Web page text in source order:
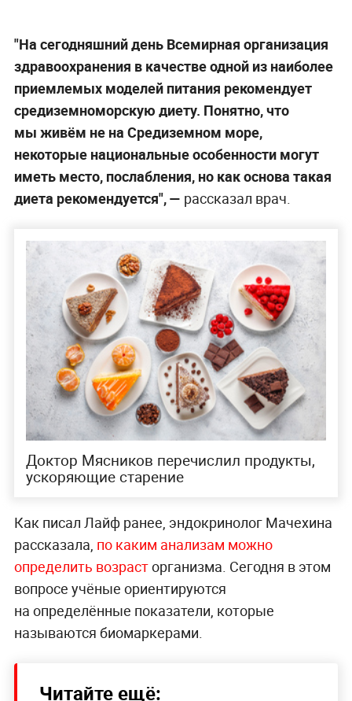
"На сегодняшний день Всемирная организация
здравоохранения в качестве одной из наиболее
приемлемых моделей питания рекомендует
средиземноморскую диету. Понятно, что
мы живём не на Средиземном море,
некоторые национальные особенности могут
иметь место, послабления, но как основа такая
диета рекомендуется", — рассказал врач.
Доктор Мясников перечислил продукты,
ускоряющие старение
Как писал Лайф ранее, эндокринолог Мачехина
рассказала, по каким анализам можно
определить возрасторганизма. Сегодня в этом
вопросе учёные ориентируются
на определённые показатели, которые
называются биомаркерами.
Читайте ещё: